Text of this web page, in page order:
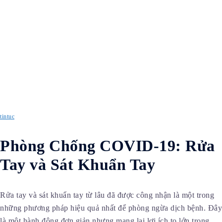
tintuc
Phòng Chống COVID-19: Rửa
Tay và Sát Khuẩn Tay
Rửa tay và sát khuẩn tay từ lâu đã được công nhận là một trong
những phương pháp hiệu quả nhất để phòng ngừa dịch bệnh. Đây